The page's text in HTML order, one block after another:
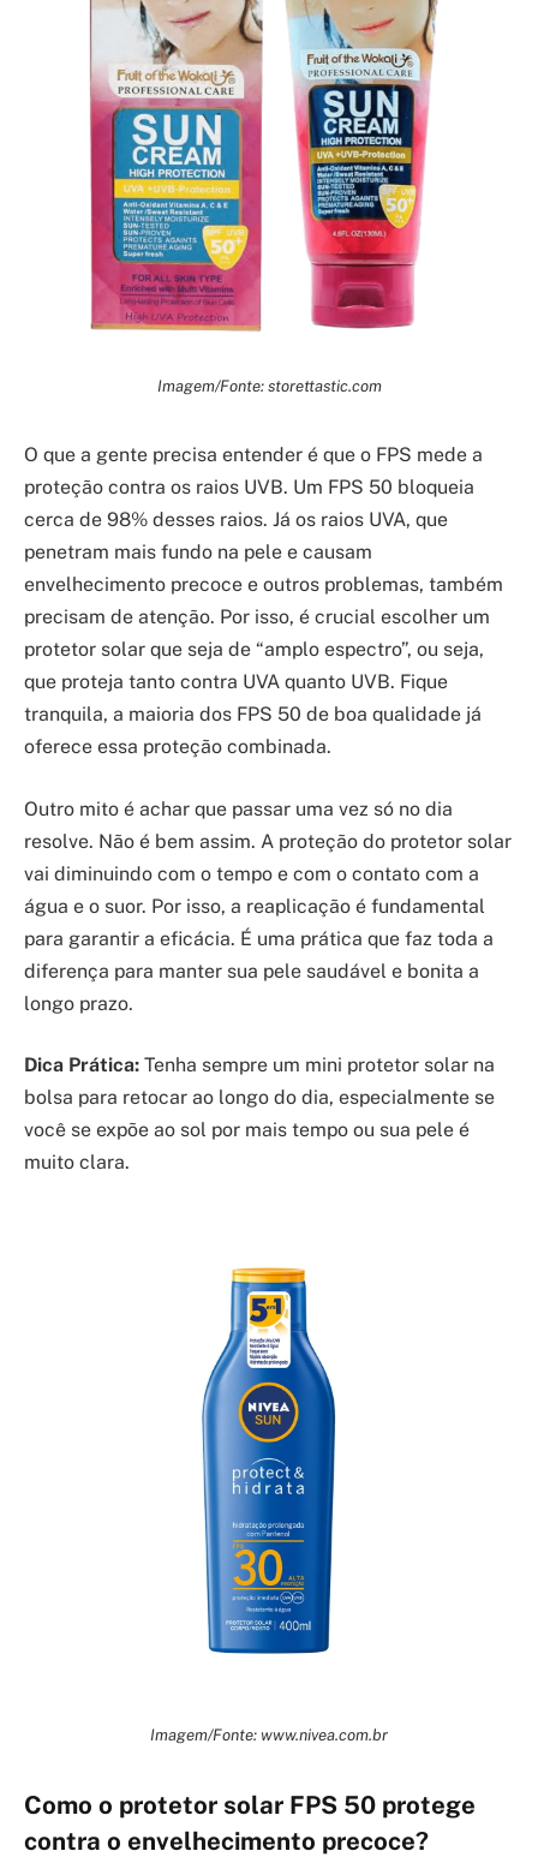
Imagem/Fonte: storettastic.com
O que a gente precisa entender é que o FPS mede a
proteção contra os raios UVB. Um FPS 50 bloqueia
cerca de 98% desses raios. Já os raios UVA, que
penetram mais fundo na pele e causam
envelhecimento precoce e outros problemas, também
precisam de atenção. Por isso, é crucial escolher um
protetor solar que seja de “amplo espectro”, ou seja,
que proteja tanto contra UVA quanto UVB. Fique
tranquila, a maioria dos FPS 50 de boa qualidade já
oferece essa proteção combinada.
Outro mito é achar que passar uma vez só no dia
resolve. Não é bem assim. A proteção do protetor solar
vai diminuindo com o tempo e com o contato com a
água e o suor. Por isso, a reaplicação é fundamental
para garantir a eficácia. É uma prática que faz toda a
diferença para manter sua pele saudável e bonita a
longo prazo.
Dica Prática: Tenha sempre um mini protetor solar na
bolsa para retocar ao longo do dia, especialmente se
você se expõe ao sol por mais tempo ou sua pele é
muito clara.
Imagem/Fonte: www.nivea.com.br
Como o protetor solar FPS 50 protege
contra o envelhecimento precoce?